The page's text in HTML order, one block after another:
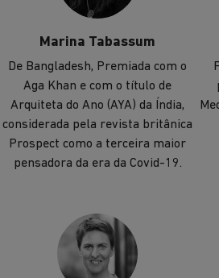
Marina Tabassum
De Bangladesh, Premiada com o
Aga Khan e com o título de
Arquiteta do Ano (AYA) da Índia,
considerada pela revista britânica
Prospect como a terceira maior
pensadora da era da Covid-19.